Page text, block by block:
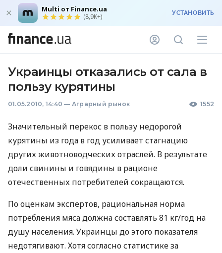
Multi от Finance.ua
(8,9K+) УСТАНОВИТЬ
Украинцы отказались от сала в
пользу курятины
01.05.2010, 14:40 — Аграрный рынок 1552
Значительный перекос в пользу недорогой
курятины из года в год усиливает стагнацию
других животноводческих отраслей. В результате
доли свинины и говядины в рационе
отечественных потребителей сокращаются.
По оценкам экспертов, рациональная норма
потребления мяса должна составлять 81 кг/год на
душу населения. Украинцы до этого показателя
недотягивают. Хотя согласно статистике за